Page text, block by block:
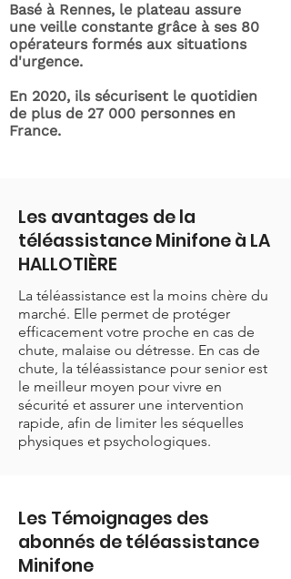
Basé à Rennes, le plateau assure
une veille constante grâce à ses 80
opérateurs formés aux situations
d'urgence.
En 2020, ils sécurisent le quotidien
de plus de 27 000 personnes en
France.
Les avantages de la
téléassistance Minifone à LA
HALLOTIÈRE
La téléassistance est la moins chère du
marché. Elle permet de protéger
efficacement votre proche en cas de
chute, malaise ou détresse. En cas de
chute, la téléassistance pour senior est
le meilleur moyen pour vivre en
sécurité et assurer une intervention
rapide, afin de limiter les séquelles
physiques et psychologiques.
Les Témoignages des
abonnés de téléassistance
Minifone